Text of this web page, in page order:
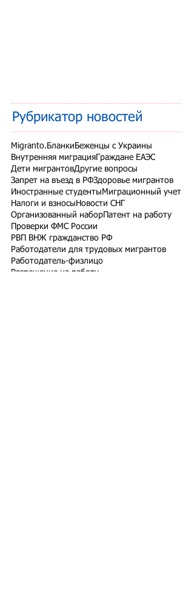
Рубрикатор новостей
Migranto.Бланки Беженцы с Украины
Внутренняя миграция Граждане ЕАЭС
Дети мигрантовДругие вопросы
Запрет на въезд в РФЗдоровье мигрантов
Иностранные студенты Миграционный учет
Налоги и взносы Новости СНГ
Организованный набор Патент на работу
Проверки ФМС России
РВП ВНЖ гражданство РФ
Работодатели для трудовых мигрантов
Работодатель-физлицо
Разрешение на работу